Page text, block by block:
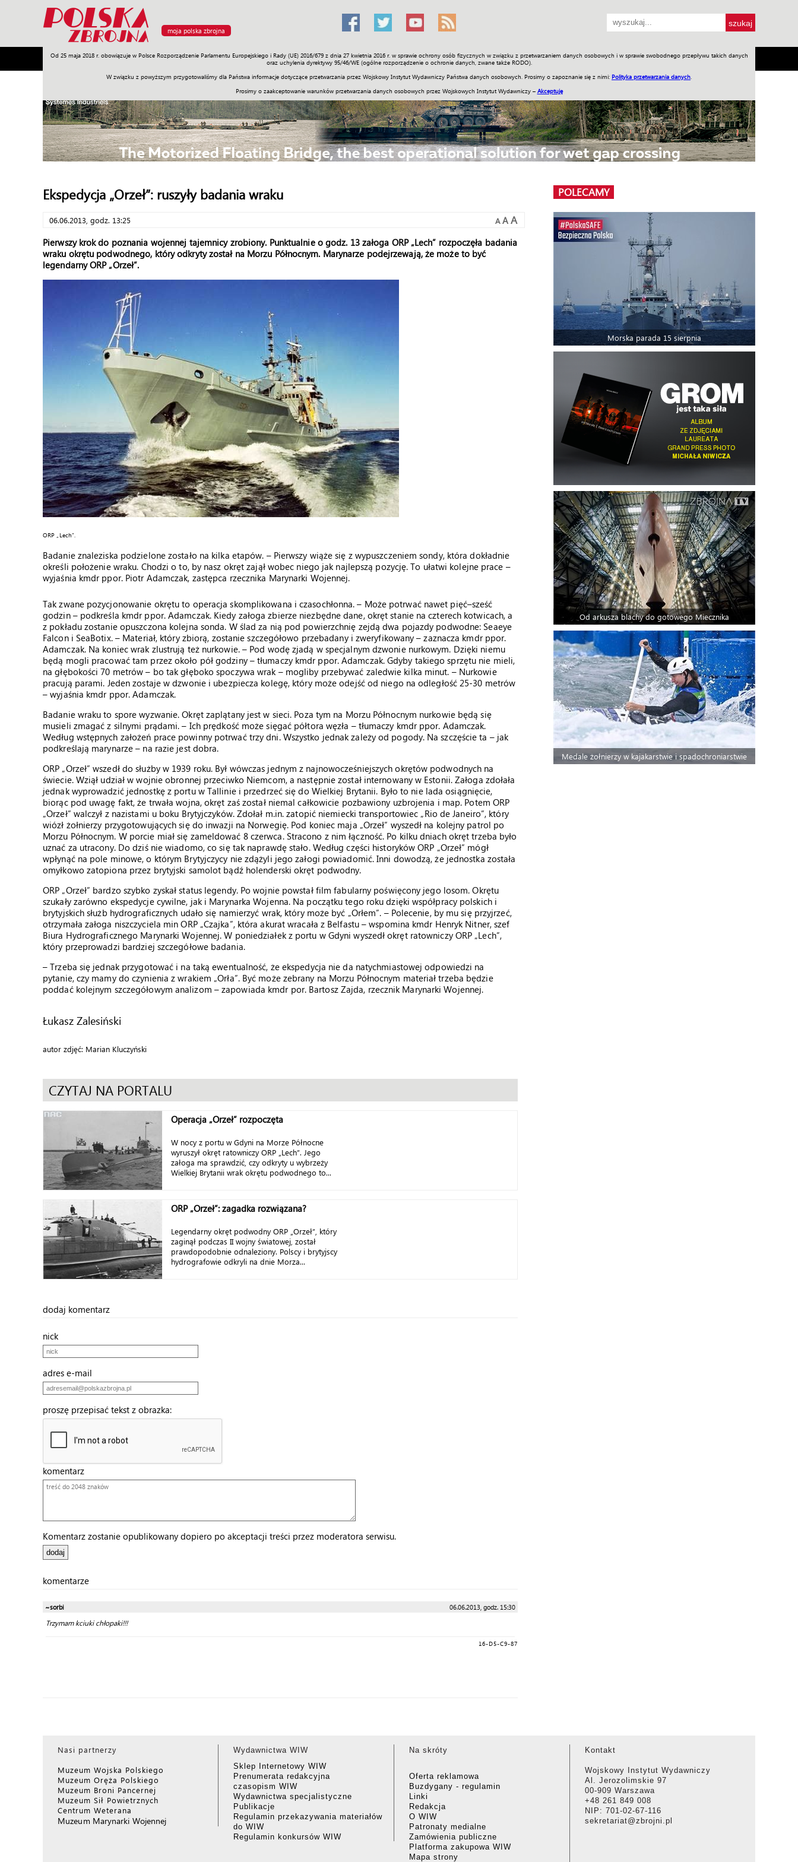
moja polska zbrojna
Od 25 maja 2018 r. obowiązuje w Polsce Rozporządzenie Parlamentu Europejskiego i Rady (UE) 2016/679 z dnia 27 kwietnia 2016 r. w sprawie ochrony osób fizycznych w związku z przetwarzaniem danych osobowych i w sprawie swobodnego przepływu takich danych
oraz uchylenia dyrektywy 95/46/WE (ogólne rozporządzenie o ochronie danych, zwane także RODO).
W związku z powyższym przygotowaliśmy dla Państwa informacje dotyczące przetwarzania przez Wojskowy Instytut Wydawniczy Państwa danych osobowych. Prosimy o zapoznanie się z nimi: Polityka przetwarzania danych
Prosimy o zaakceptowanie warunków przetwarzania danych osobowych przez Wojskowych Instytut Wydawniczy – Akceptuję
Armia Poligon Sprzęt Misje Polityka Prawo Świat Społeczność Sport Historia Galerie Wideo ENGLISH SKLEP Jednodniówki Praca w WIW
Ekspedycja „Orzeł”: ruszyły badania wraku
06.06.2013, godz. 13:25 A A A
Pierwszy krok do poznania wojennej tajemnicy zrobiony. Punktualnie o godz. 13 załoga ORP „Lech” rozpoczęła badania
wraku okrętu podwodnego, który odkryty został na Morzu Północnym. Marynarze podejrzewają, że może to być
legendarny ORP „Orzeł”.
ORP „Lech”.
Badanie znaleziska podzielone zostało na kilka etapów. – Pierwszy wiąże się z wypuszczeniem sondy, która dokładnie
określi położenie wraku. Chodzi o to, by nasz okręt zajął wobec niego jak najlepszą pozycję. To ułatwi kolejne prace –
wyjaśnia kmdr ppor. Piotr Adamczak, zastępca rzecznika Marynarki Wojennej.
Tak zwane pozycjonowanie okrętu to operacja skomplikowana i czasochłonna. – Może potrwać nawet pięć–sześć
godzin – podkreśla kmdr ppor. Adamczak. Kiedy załoga zbierze niezbędne dane, okręt stanie na czterech kotwicach, a
z pokładu zostanie opuszczona kolejna sonda. W ślad za nią pod powierzchnię zejdą dwa pojazdy podwodne: Seaeye
Falcon i SeaBotix. – Materiał, który zbiorą, zostanie szczegółowo przebadany i zweryfikowany – zaznacza kmdr ppor.
Adamczak. Na koniec wrak zlustrują też nurkowie. – Pod wodę zjadą w specjalnym dzwonie nurkowym. Dzięki niemu
będą mogli pracować tam przez około pół godziny – tłumaczy kmdr ppor. Adamczak. Gdyby takiego sprzętu nie mieli,
na głębokości 70 metrów – bo tak głęboko spoczywa wrak – mogliby przebywać zaledwie kilka minut. – Nurkowie
pracują parami. Jeden zostaje w dzwonie i ubezpiecza kolegę, który może odejść od niego na odległość 25-30 metrów
– wyjaśnia kmdr ppor. Adamczak.
Badanie wraku to spore wyzwanie. Okręt zaplątany jest w sieci. Poza tym na Morzu Północnym nurkowie będą się
musieli zmagać z silnymi prądami. – Ich prędkość może sięgać półtora węzła – tłumaczy kmdr ppor. Adamczak.
Według wstępnych założeń prace powinny potrwać trzy dni. Wszystko jednak zależy od pogody. Na szczęście ta – jak
podkreślają marynarze – na razie jest dobra.
ORP „Orzeł” wszedł do służby w 1939 roku. Był wówczas jednym z najnowocześniejszych okrętów podwodnych na
świecie. Wziął udział w wojnie obronnej przeciwko Niemcom, a następnie został internowany w Estonii. Załoga zdołała
jednak wyprowadzić jednostkę z portu w Tallinie i przedrzeć się do Wielkiej Brytanii. Było to nie lada osiągnięcie,
biorąc pod uwagę fakt, że trwała wojna, okręt zaś został niemal całkowicie pozbawiony uzbrojenia i map. Potem ORP
„Orzeł” walczył z nazistami u boku Brytyjczyków. Zdołał m.in. zatopić niemiecki transportowiec „Rio de Janeiro”, który
wiózł żołnierzy przygotowujących się do inwazji na Norwegię. Pod koniec maja „Orzeł” wyszedł na kolejny patrol po
Morzu Północnym. W porcie miał się zameldować 8 czerwca. Stracono z nim łączność. Po kilku dniach okręt trzeba było
uznać za utracony. Do dziś nie wiadomo, co się tak naprawdę stało. Według części historyków ORP „Orzeł” mógł
wpłynąć na pole minowe, o którym Brytyjczycy nie zdążyli jego załogi powiadomić. Inni dowodzą, że jednostka została
omyłkowo zatopiona przez brytyjski samolot bądź holenderski okręt podwodny.
ORP „Orzeł” bardzo szybko zyskał status legendy. Po wojnie powstał film fabularny poświęcony jego losom. Okrętu
szukały zarówno ekspedycje cywilne, jak i Marynarka Wojenna. Na początku tego roku dzięki współpracy polskich i
brytyjskich służb hydrograficznych udało się namierzyć wrak, który może być „Orłem”. – Polecenie, by mu się przyjrzeć,
otrzymała załoga niszczyciela min ORP „Czajka”, która akurat wracała z Belfastu – wspomina kmdr Henryk Nitner, szef
Biura Hydrograficznego Marynarki Wojennej. W poniedziałek z portu w Gdyni wyszedł okręt ratowniczy ORP „Lech”,
który przeprowadzi bardziej szczegółowe badania.
– Trzeba się jednak przygotować i na taką ewentualność, że ekspedycja nie da natychmiastowej odpowiedzi na
pytanie, czy mamy do czynienia z wrakiem „Orła”. Być może zebrany na Morzu Północnym materiał trzeba będzie
poddać kolejnym szczegółowym analizom – zapowiada kmdr por. Bartosz Zajda, rzecznik Marynarki Wojennej.
Łukasz Zalesiński
autor zdjęć: Marian Kluczyński
CZYTAJ NA PORTALU
Operacja „Orzeł” rozpoczęta
W nocy z portu w Gdyni na Morze Północne
wyruszył okręt ratowniczy ORP „Lech”. Jego
załoga ma sprawdzić, czy odkryty u wybrzeży
Wielkiej Brytanii wrak okrętu podwodnego to...
ORP „Orzeł”: zagadka rozwiązana?
Legendarny okręt podwodny ORP „Orzeł”, który
zaginął podczas II wojny światowej, został
prawdopodobnie odnaleziony. Polscy i brytyjscy
hydrografowie odkryli na dnie Morza...
dodaj komentarz
nick
adres e-mail
proszę przepisać tekst z obrazka:
komentarz
Komentarz zostanie opublikowany dopiero po akceptacji treści przez moderatora serwisu.
komentarze
~sorbi 06.06.2013, godz. 15:30
Trzymam kciuki chłopaki!!!
16-D5-C9-87
POLECAMY
Morska parada 15 sierpnia
Od arkusza blachy do gotowego Miecznika
Medale żołnierzy w kajakarstwie i spadochroniarstwie
Nasi partnerzy
Muzeum Wojska Polskiego
Muzeum Oręża Polskiego
Muzeum Broni Pancernej
Muzeum Sił Powietrznych
Centrum Weterana
Muzeum Marynarki Wojennej
Wydawnictwa WIW
Sklep Internetowy WIW
Prenumerata redakcyjna
czasopism WIW
Wydawnictwa specjalistyczne
Publikacje
Regulamin przekazywania materiałów
do WIW
Regulamin konkursów WIW
Na skróty
Oferta reklamowa
Buzdygany - regulamin
Linki
Redakcja
O WIW
Patronaty medialne
Zamówienia publiczne
Platforma zakupowa WIW
Mapa strony
Kontakt
Wojskowy Instytut Wydawniczy
Al. Jerozolimskie 97
00-909 Warszawa
+48 261 849 008
NIP: 701-02-67-116
sekretariat@zbrojni.pl